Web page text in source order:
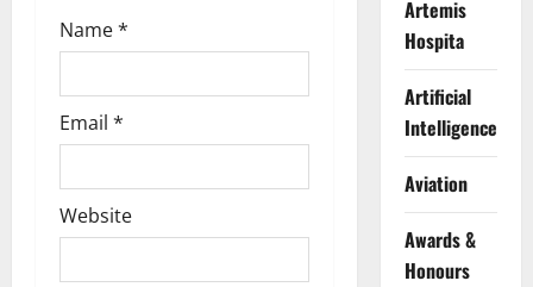
Name*
Email *
Website
Artemis
Hospita
Artificial
Intelligence
Aviation
Awards &
Honours